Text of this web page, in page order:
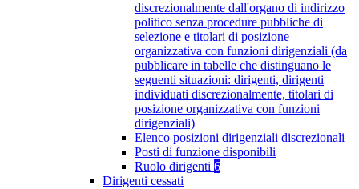
discrezionalmente dall'organo di indirizzo
politico senza procedure pubbliche di
selezione e titolari di posizione
organizzativa con funzioni dirigenziali (da
pubblicare in tabelle che distinguano le
seguenti situazioni: dirigenti, dirigenti
individuati discrezionalmente, titolari di
posizione organizzativa con funzioni
dirigenziali)
Elenco posizioni dirigenziali discrezionali
Posti di funzione disponibili
Ruolo dirigenti 6
Dirigenti cessati